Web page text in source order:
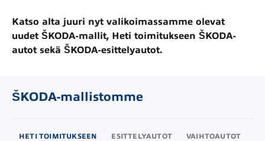
Katso alta juuri nyt valikoimassamme olevat
uudet ŠKODA-mallit, Heti toimitukseen ŠKODA-
autot sekä ŠKODA-esittelyautot.
ŠKODA-mallistomme
HETI TOIMITUKSEEN ESITTELYAUTOT VAIHTOAUTOT